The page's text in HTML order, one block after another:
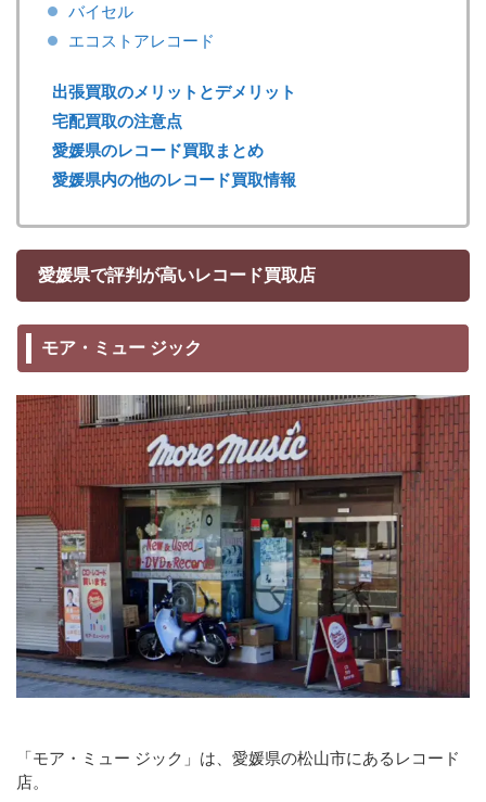
バイセル
エコストアレコード
出張買取のメリットとデメリット
宅配買取の注意点
愛媛県のレコード買取まとめ
愛媛県内の他のレコード買取情報
愛媛県で評判が高いレコード買取店
モア・ミュー ジック
「モア・ミュー ジック」は、愛媛県の松山市にあるレコード
店。